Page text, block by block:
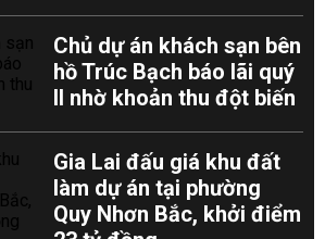
Chủ dự án khách sạn bên
hồ Trúc Bạch báo lãi quý
II nhờ khoản thu đột biến
Gia Lai đấu giá khu đất
làm dự án tại phường
Quy Nhơn Bắc, khởi điểm